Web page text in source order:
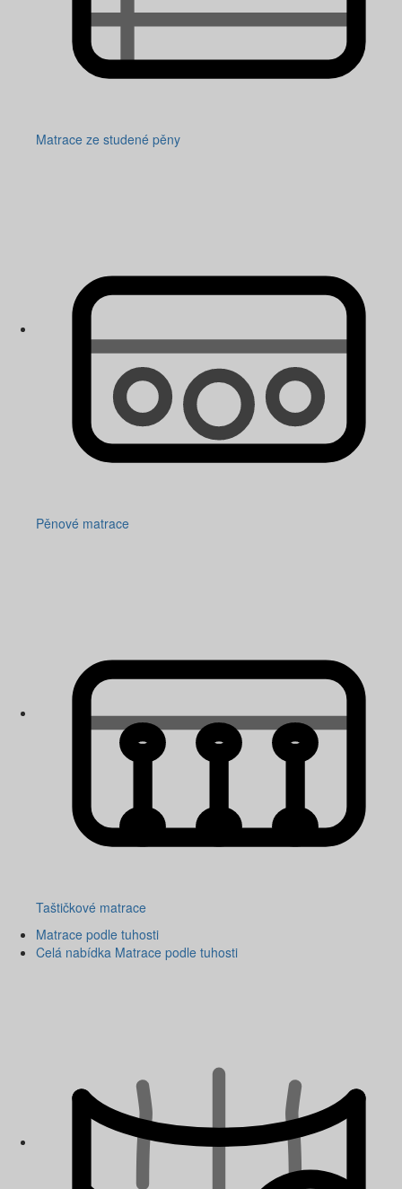
Matrace ze studené pěny
Pěnové matrace
Taštičkové matrace
Matrace podle tuhosti
Celá nabídka Matrace podle tuhosti